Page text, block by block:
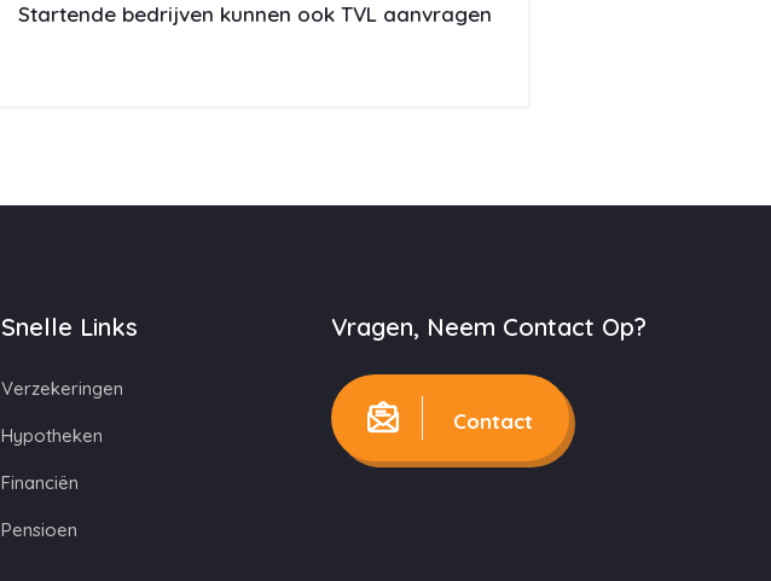
Startende bedrijven kunnen ook TVL aanvragen
Snelle Links
Verzekeringen
Hypotheken
Financiën
Pensioen
Vragen, Neem Contact Op?
Contact